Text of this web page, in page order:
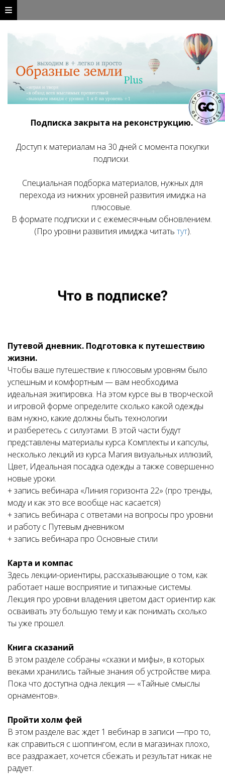
Подписка закрыта на реконструкцию.
Доступ к материалам на 30 дней с момента покупки
подписки.
Специальная подборка материалов, нужных для
перехода из нижних уровней развития имиджа на
плюсовые.
В формате подписки и с ежемесячным обновлением.
(Про уровни развития имиджа читать тут).
Что в подписке?
Путевой дневник. Подготовка к путешествию
жизни.
Чтобы ваше путешествие к плюсовым уровням было
успешным и комфортным — вам необходима
идеальная экипировка. На этом курсе вы в творческой
и игровой форме определите сколько какой одежды
вам нужно, какие должны быть технологии
и разберетесь с силуэтами. В этой части будут
представлены материалы курса Комплекты и капсулы,
несколько лекций из курса Магия визуальных иллюзий,
Цвет, Идеальная посадка одежды а также совершенно
новые уроки.
+ запись вебинара «Линия горизонта 22» (про тренды,
моду и как это все вообще нас касается)
+ запись вебинара с ответами на вопросы про уровни
и работу с Путевым дневником
+ запись вебинара про Основные стили
Карта и компас
Здесь лекции-ориентиры, рассказывающие о том, как
работает наше восприятие и типажные системы.
Лекция про уровни владения цветом даст ориентир как
осваивать эту большую тему и как понимать сколько
ты уже прошел.
Книга сказаний
В этом разделе собраны «сказки и мифы», в которых
веками хранились тайные знания об устройстве мира.
Пока что доступна одна лекция — «Тайные смыслы
орнаментов».
Пройти холм фей
В этом разделе вас ждет 1 вебинар в записи —про то,
как справиться с шоппингом, если в магазинах плохо,
все раздражает, хочется сбежать и результат никак не
радует.